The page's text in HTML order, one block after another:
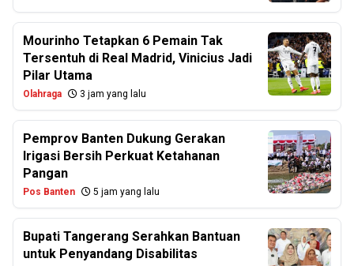
Mourinho Tetapkan 6 Pemain Tak
Tersentuh di Real Madrid, Vinicius Jadi
Pilar Utama
Olahraga 3 jam yang lalu
Pemprov Banten Dukung Gerakan
Irigasi Bersih Perkuat Ketahanan
Pangan
Pos Banten 5 jam yang lalu
Bupati Tangerang Serahkan Bantuan
untuk Penyandang Disabilitas